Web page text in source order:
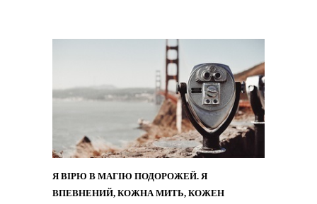
Я ВІРЮ В МАГІЮ ПОДОРОЖЕЙ. Я
ВПЕВНЕНИЙ, КОЖНА МИТЬ, КОЖЕН